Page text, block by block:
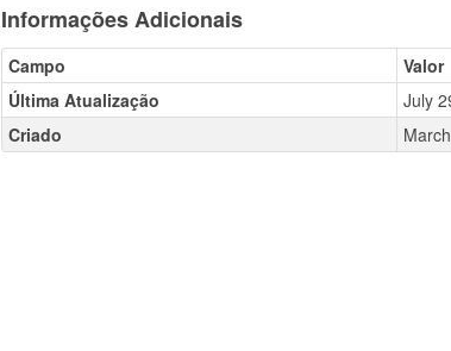
Informações Adicionais
Campo
Valor
Última Atualização
July
Criado